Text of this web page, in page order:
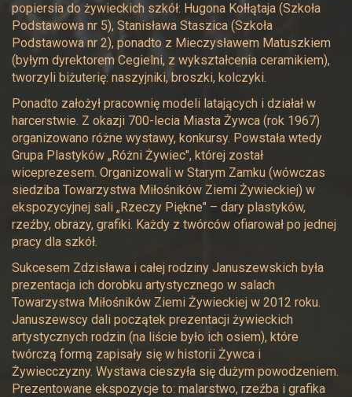
popiersia do żywieckich szkół: Hugona Kołłątaja (Szkoła
Podstawowa nr 5), Stanisława Staszica (Szkoła
Podstawowa nr 2), ponadto z Mieczysławem Matuszkiem
(byłym dyrektorem Cegielni, z wykształcenia ceramikiem),
tworzyli biżuterię: naszyjniki, broszki, kolczyki.
Ponadto założył pracownię modeli latających i działał w
harcerstwie. Z okazji 700-lecia Miasta Żywca (rok 1967)
organizowano różne wystawy, konkursy. Powstała wtedy
Grupa Plastyków „Różni Żywiec", której został
wiceprezesem. Organizowali w Starym Zamku (wówczas
siedziba Towarzystwa Miłośników Ziemi Żywieckiej) w
ekspozycyjnej sali „Rzeczy Piękne" – dary plastyków,
rzeźby, obrazy, grafiki. Każdy z twórców ofiarował po jednej
pracy dla szkół.
Sukcesem Zdzisława i całej rodziny Januszewskich była
prezentacja ich dorobku artystycznego w salach
Towarzystwa Miłośników Ziemi Żywieckiej w 2012 roku.
Januszewscy dali początek prezentacji żywieckich
artystycznych rodzin (na liście było ich osiem), które
twórczą formą zapisały się w historii Żywca i
Żywiecczyzny. Wystawa cieszyła się dużym powodzeniem.
Prezentowane ekspozycje to: malarstwo, rzeźba i grafika